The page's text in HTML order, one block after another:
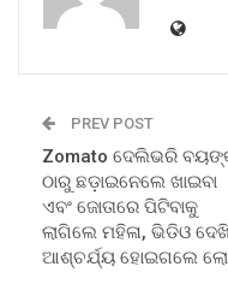
PREV POST
Zomato ଦେଲିଭରି
ଠାରୁ ଛଡ଼ାଇନେଲେ ଖାଇବା
ଏବଂ ଜୋତାରେ ପିଟିବାକୁ
ଲାଗିଲେ ମହିଳା, ଭିଡିଓ ଦେଖି
ଆଶ୍ଚର୍ଯ୍ୟ ହୋଇଗଲେ